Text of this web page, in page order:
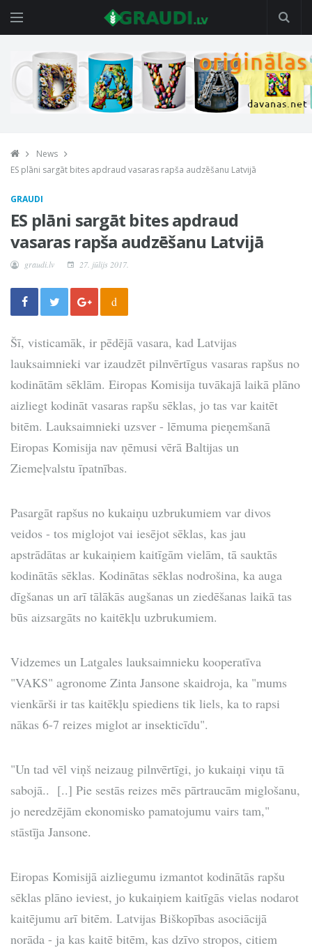
News
ES plāni sargāt bites apdraud vasaras rapša audzēšanu Latvijā
GRAUDI
ES plāni sargāt bites apdraud
vasaras rapša audzēšanu Latvijā
graudi.lv 27. jūlijs 2017.
d
Šī, visticamāk, ir pēdējā vasara, kad Latvijas
lauksaimnieki var izaudzēt pilnvērtīgus vasaras rapšus no
kodinātām sēklām. Eiropas Komisija tuvākajā laikā plāno
aizliegt kodināt vasaras rapšu sēklas, jo tas var kaitēt
bitēm. Lauksaimnieki uzsver - lēmuma pieņemšanā
Eiropas Komisija nav ņēmusi vērā Baltijas un
Ziemeļvalstu īpatnības.
Pasargāt rapšus no kukaiņu uzbrukumiem var divos
veidos - tos miglojot vai iesējot sēklas, kas jau
apstrādātas ar kukaiņiem kaitīgām vielām, tā sauktās
kodinātās sēklas. Kodinātas sēklas nodrošina, ka auga
dīgšanas un arī tālākās augšanas un ziedēšanas laikā tas
būs aizsargāts no kaitēkļu uzbrukumiem.
Vidzemes un Latgales lauksaimnieku kooperatīva
"VAKS" agronome Zinta Jansone skaidroja, ka "mums
vienkārši ir tas kaitēkļu spiediens tik liels, ka to rapsi
nākas 6-7 reizes miglot ar insekticīdu".
"Un tad vēl viņš neizaug pilnvērtīgi, jo kukaiņi viņu tā
sabojā.. [..] Pie sestās reizes mēs pārtraucām miglošanu,
jo neredzējām ekonomisko pamatojumu vairs tam,"
stāstīja Jansone.
Eiropas Komisijā aizliegumu izmantot kodinātās rapšu
sēklas plāno ieviest, jo kukaiņiem kaitīgās vielas nodarot
kaitējumu arī bitēm. Latvijas Biškopības asociācijā
norāda - ja kas kaitē bitēm, kas dzīvo stropos, citiem